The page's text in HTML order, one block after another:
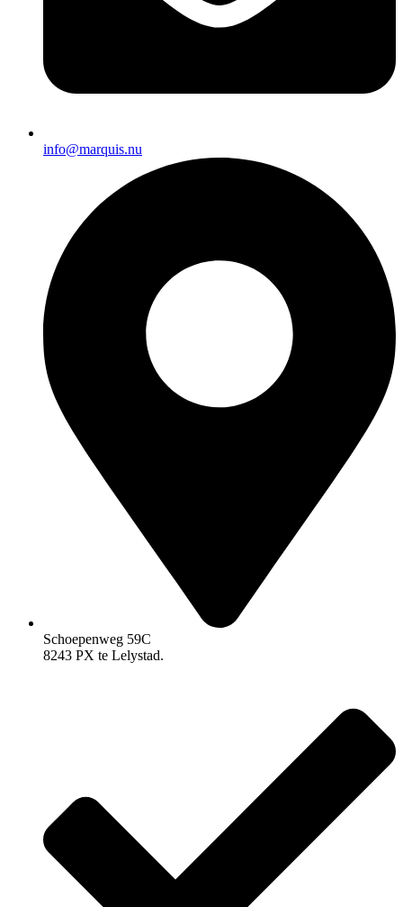
info@marquis.nu
Schoepenweg 59C
8243 PX te Lelystad.